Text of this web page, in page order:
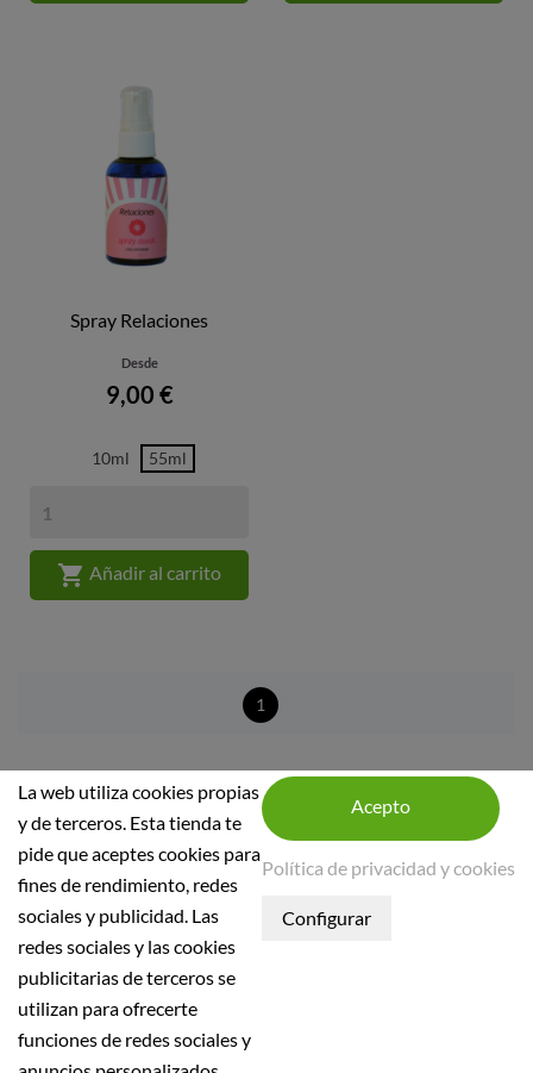
Spray Relaciones
Desde
Precio
9,00 €
10ml 55ml
 Añadir al carrito
1
INFORMACIÓN DE LA TIENDA
INFORMACIÓN
Condiciones generales
Política de seguridad
Aviso Legal
La web utiliza cookies propias
y de terceros. Esta tienda te
pide que aceptes cookies para
fines de rendimiento, redes
sociales y publicidad. Las
redes sociales y las cookies
publicitarias de terceros se
utilizan para ofrecerte
funciones de redes sociales y
Política de privacidad y cookies